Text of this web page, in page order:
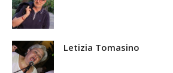
Letizia Tomasino